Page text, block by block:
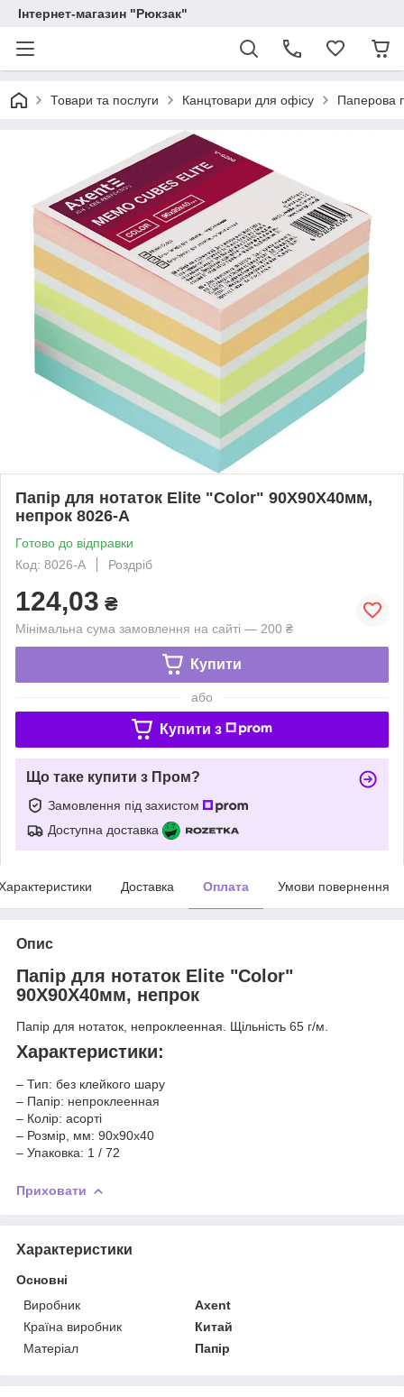
Інтернет-магазин "Рюкзак"
Товари та послуги Канцтовари для офісу Паперова
Папір для нотаток Elite "Color" 90Х90Х40мм,
непрок 8026-A
Готово до відправки
Код: 8026-A
Роздріб
124,03 ₴
Мінімальна сума замовлення на сайті — 200 ₴
Купити
або
Купити з
Що таке купити з Пром?
Замовлення під захистом
Доступна доставка
Доставка Оплата Умови повернення
Опис
Папір для нотаток Elite "Color"
90Х90Х40мм, непрок
Папір для нотаток, непроклеенная. Щільність 65 г/м.
Характеристики:
– Тип: без клейкого шару
– Папір: непроклеенная
– Колір: асорті
– Розмір, мм: 90x90x40
– Упаковка: 1 / 72
Приховати
Характеристики
Основні
Виробник
Axent
Країна виробник
Китай
Матеріал
Папір